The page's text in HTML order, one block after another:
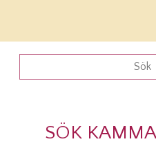
SÖK